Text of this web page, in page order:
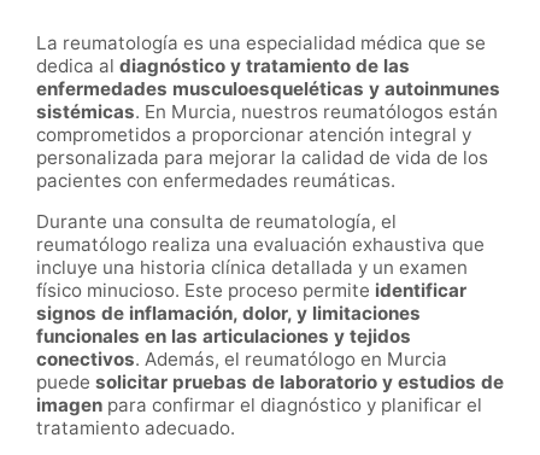
La reumatología es una especialidad médica que se
dedica al diagnóstico y tratamiento de las
enfermedades musculoesqueléticas y autoinmunes
sistémicas. En Murcia, nuestros reumatólogos están
comprometidos a proporcionar atención integral y
personalizada para mejorar la calidad de vida de los
pacientes con enfermedades reumáticas.
Durante una consulta de reumatología, el
reumatólogo realiza una evaluación exhaustiva que
incluye una historia clínica detallada y un examen
físico minucioso. Este proceso permite identificar
signos de inflamación, dolor, y limitaciones
funcionales en las articulaciones y tejidos
conectivos. Además, el reumatólogo en Murcia
puede solicitar pruebas de laboratorio y estudios de
imagen para confirmar el diagnóstico y planificar el
tratamiento adecuado.